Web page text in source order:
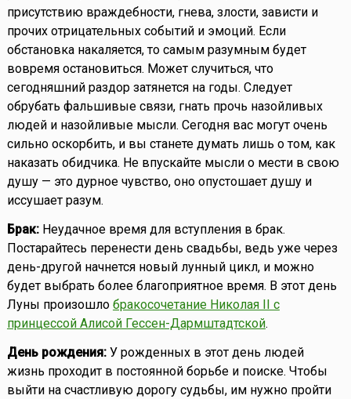
присутствию враждебности, гнева, злости, зависти и
прочих отрицательных событий и эмоций. Если
обстановка накаляется, то самым разумным будет
вовремя остановиться. Может случиться, что
сегодняшний раздор затянется на годы. Следует
обрубать фальшивые связи, гнать прочь назойливых
людей и назойливые мысли. Сегодня вас могут очень
сильно оскорбить, и вы станете думать лишь о том, как
наказать обидчика. Не впускайте мысли о мести в свою
душу — это дурное чувство, оно опустошает душу и
иссушает разум.
Брак:Неудачное время для вступления в брак.
Постарайтесь перенести день свадьбы, ведь уже через
день-другой начнется новый лунный цикл, и можно
будет выбрать более благоприятное время. В этот день
Луны произошло бракосочетание Николая II с
принцессой Алисой Гессен-Дармштадтской.
День рождения:У рожденных в этот день людей
жизнь проходит в постоянной борьбе и поиске. Чтобы
выйти на счастливую дорогу судьбы, им нужно пройти